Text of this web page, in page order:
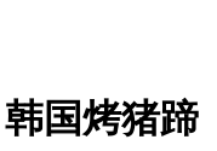
国烤猪蹄